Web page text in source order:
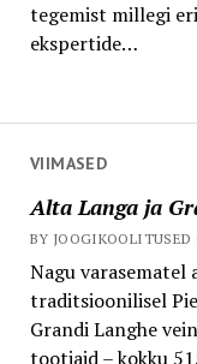
VIIMASED
Alta Langa ja
BY JOOGIKOOLITUSED
Nagu varasematel
traditsioonilisel
Grandi Langhe
tootjaid – kokku
tegemist millegi
ekspertide…